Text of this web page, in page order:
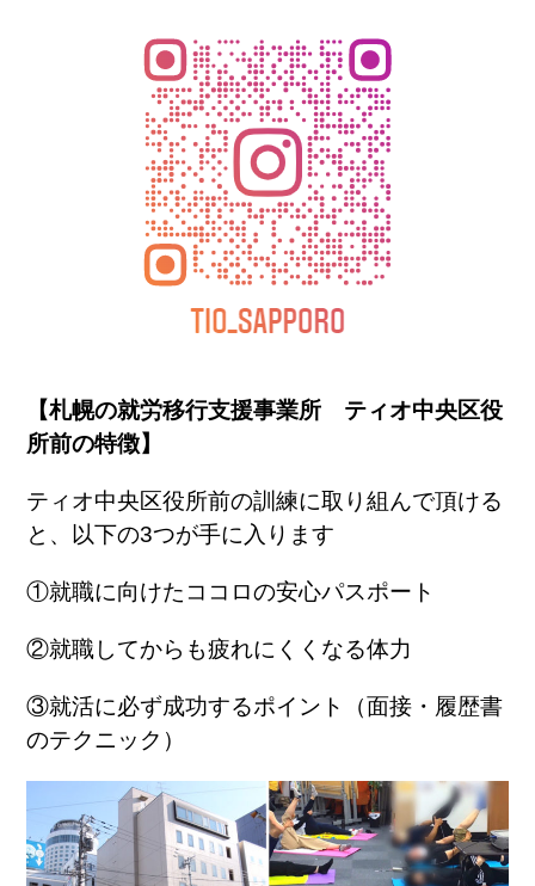
【札幌の就労移行支援事業所 ティオ中央区役
所前の特徴】
ティオ中央区役所前の訓練に取り組んで頂ける
と、以下の3つが手に入ります
①就職に向けたココロの安心パスポート
②就職してからも疲れにくくなる体力
③就活に必ず成功するポイント（面接・履歴書
のテクニック）